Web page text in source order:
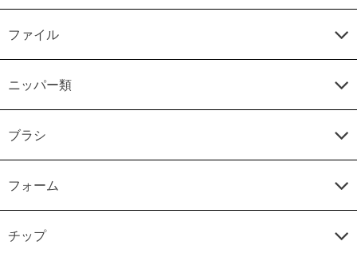
ファイル
ニッパー類
ブラシ
フォーム
チップ